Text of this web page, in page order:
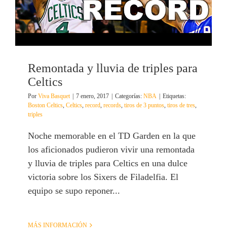
Remontada y lluvia de triples para
Celtics
Por Viva Basquet 7 enero, 2017 Categorías: NBA
Etiquetas:
Boston Celtics, Celtics, record, records, tiros de 3 puntos, tiros de tres,
triples
Noche memorable en el TD Garden en la que
los aficionados pudieron vivir una remontada
y lluvia de triples para Celtics en una dulce
victoria sobre los Sixers de Filadelfia. El
equipo se supo reponer...
MÁS INFORMACIÓN